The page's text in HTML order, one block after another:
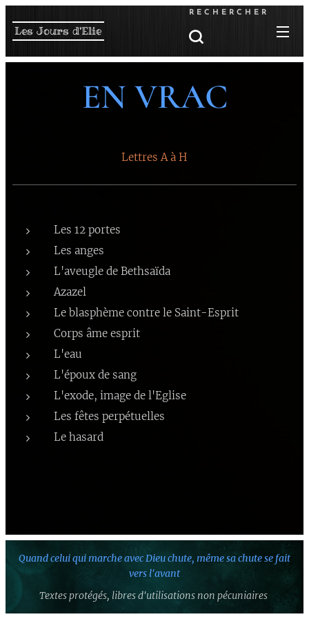
Les Jours d'Elie
RECHERCHER
EN VRAC
Lettres A à H
Les 12 portes
Les anges
L'aveugle de Bethsaïda
Azazel
Le blasphème contre le Saint-Esprit
Corps âme esprit
L'eau
L'époux de sang
L'exode, image de l'Eglise
Les fêtes perpétuelles
Le hasard
Quand celui qui marche avec Dieu chute, même sa chute se fait
vers l'avant
Textes protégés, libres d'utilisations non pécuniaires